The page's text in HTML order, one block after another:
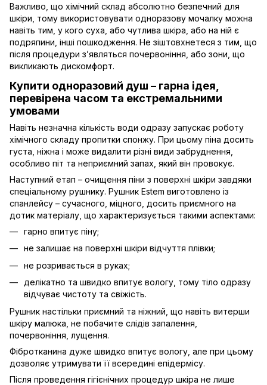
Важливо, що хімічний склад абсолютно безпечний для
шкіри, тому використовувати одноразову мочалку можна
навіть тим, у кого суха, або чутлива шкіра, або на ній є
подряпини, інші пошкодження. Не зіштовхнетеся з тим, що
після процедури з’являться почервоніння, або зони, що
викликають дискомфорт.
Купити одноразовий душ – гарна ідея,
перевірена часом та екстремальними
умовами
Навіть незначна кількість води одразу запускає роботу
хімічного складу пропитки спонжу. При цьому піна досить
густа, ніжна і може видалити різні види забруднення,
особливо піт та неприємний запах, який він провокує.
Наступний етап – очищення піни з поверхні шкіри завдяки
спеціальному рушнику. Рушник Еstem виготовлено із
спанлейсу – сучасного, міцного, досить приємного на
дотик матеріалу, що характеризується такими аспектами:
гарно впитує піну;
не залишає на поверхні шкіри відчуття плівки;
не розривається в руках;
делікатно та швидко впитує вологу, тому тіло одразу
відчуває чистоту та свіжість.
Рушник настільки приємний та ніжний, що навіть витерши
шкіру малюка, не побачите слідів запалення,
почервоніння, лущення.
Фібротканина дуже швидко впитує вологу, але при цьому
дозволяє утримувати її всередині епідермісу.
Після проведення гігієнічних процедур шкіра не лише